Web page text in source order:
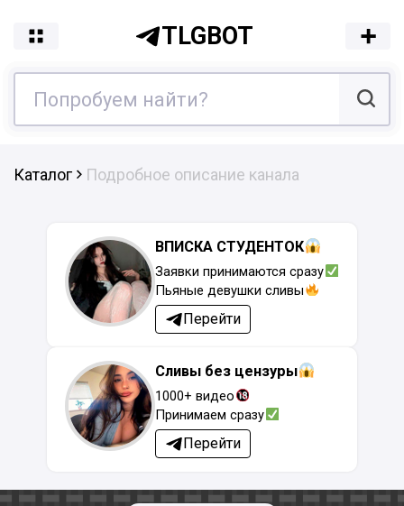
TLGBOT
Каталог Подробное описание канала
ВПИСКА СТУДЕНТОК
Заявки принимаются сразу
Пьяные девушки сливы
Перейти
Сливы без цензуры
1000+ видео
Принимаем сразу
Перейти